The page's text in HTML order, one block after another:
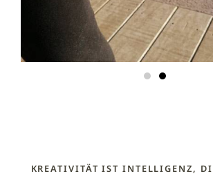
KREATIVITÄT IST INTELLIGENZ,